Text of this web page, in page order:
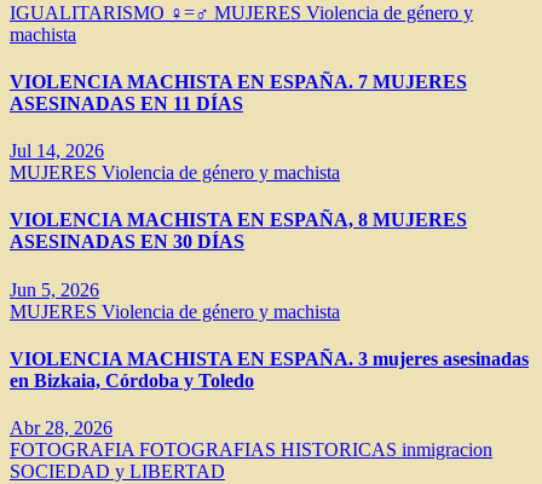
IGUALITARISMO ♀=♂ MUJERES Violencia de género y
machista
VIOLENCIA MACHISTA EN ESPAÑA. 7 MUJERES
ASESINADAS EN 11 DÍAS
Jul 14, 2026
MUJERES Violencia de género y machista
VIOLENCIA MACHISTA EN ESPAÑA, 8 MUJERES
ASESINADAS EN 30 DÍAS
Jun 5, 2026
MUJERES Violencia de género y machista
VIOLENCIA MACHISTA EN ESPAÑA. 3 mujeres asesinadas
en Bizkaia, Córdoba y Toledo
Abr 28, 2026
FOTOGRAFIA FOTOGRAFIAS HISTORICAS inmigracion
SOCIEDAD y LIBERTAD